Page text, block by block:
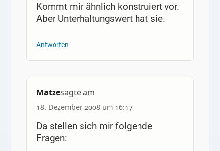
Kommt mir ähnlich konstruiert vor.
Aber Unterhaltungswert hat sie.
Antworten
Matzesagte am
18. Dezember 2008 um 16:17
Da stellen sich mir folgende
Fragen: